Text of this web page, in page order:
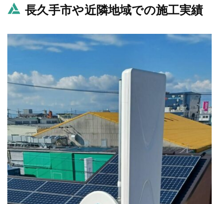
長久手市や近隣地域での施工実績